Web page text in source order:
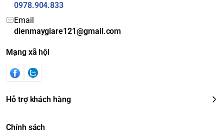
0978.904.833
Email
dienmaygiare121@gmail.com
Mạng xã hội
Hỗ trợ khách hàng
Chính sách